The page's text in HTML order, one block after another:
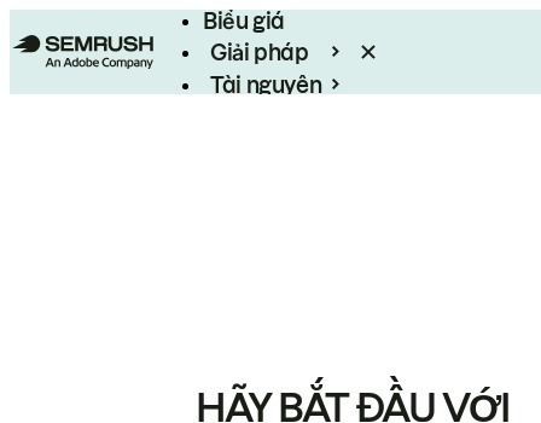
Biểu giá
Giải pháp
Tài nguyên
HÃY BẮT ĐẦU VỚI